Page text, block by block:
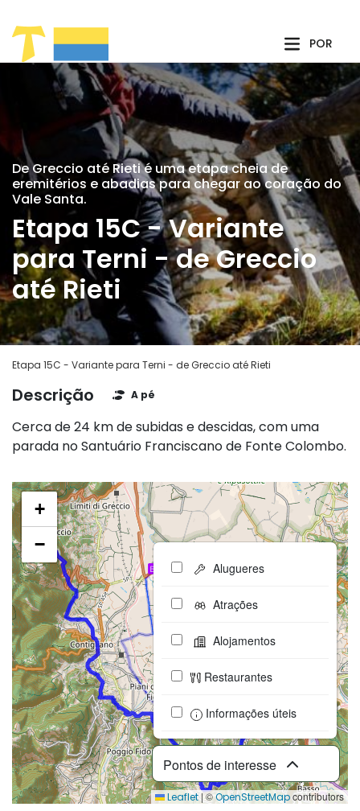
POR
De Greccio até Rieti é uma etapa cheia de
eremitérios e abadias para chegar ao coração do
Vale Santa.
Etapa 15C - Variante
para Terni - de Greccio
até Rieti
Etapa 15C - Variante para Terni - de Greccio até Rieti
Descrição A pé
Cerca de 24 km de subidas e descidas, com uma
parada no Santuário Franciscano de Fonte Colombo.
+
−
Pontos de interesse
Alugueres
Atrações
Alojamentos
Restaurantes
Informações úteis
Leaflet |©OpenStreetMapcontributors